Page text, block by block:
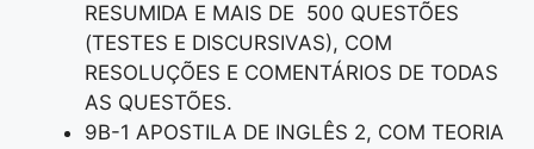
RESUMIDA E MAIS DE 500 QUESTÕES
(TESTES E DISCURSIVAS), COM
RESOLUÇÕES E COMENTÁRIOS DE TODAS
AS QUESTÕES.
9B-1 APOSTILA DE INGLÊS 2, COM TEORIA